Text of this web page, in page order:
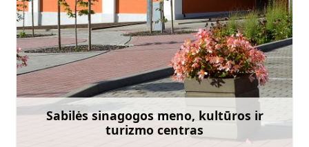
Sabilės sinagogos meno, kultūros ir
turizmo centras
art.sabile@talsi.lv tic.sabile@talsi.lv
+371 27841827 tūrisma jautājumos
Eik su
Sužinoti daugiau